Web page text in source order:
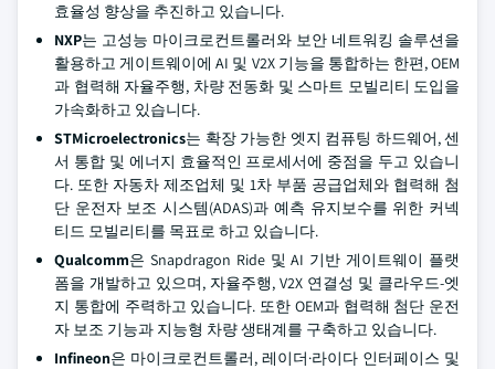
효율성 향상을 추진하고 있습니다.
NXP는 고성능 마이크로컨트롤러와 보안 네트워킹 솔루션을
활용하고 게이트웨이에 AI 및 V2X 기능을 통합하는 한편, OEM
과 협력해 자율주행, 차량 전동화 및 스마트 모빌리티 도입을
가속화하고 있습니다.
STMicroelectronics는 확장 가능한 엣지 컴퓨팅 하드웨어, 센
서 통합 및 에너지 효율적인 프로세서에 중점을 두고 있습니
다. 또한 자동차 제조업체 및 1차 부품 공급업체와 협력해 첨
단 운전자 보조 시스템(ADAS)과 예측 유지보수를 위한 커넥
티드 모빌리티를 목표로 하고 있습니다.
Qualcomm은 Snapdragon Ride 및 AI 기반 게이트웨이 플랫
폼을 개발하고 있으며, 자율주행, V2X 연결성 및 클라우드-엣
지 통합에 주력하고 있습니다. 또한 OEM과 협력해 첨단 운전
자 보조 기능과 지능형 차량 생태계를 구축하고 있습니다.
Infineon은 마이크로컨트롤러, 레이더·라이다 인터페이스 및